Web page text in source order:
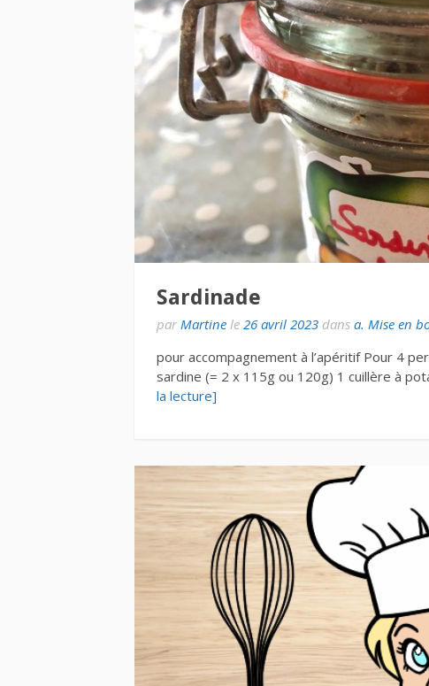
Sardinade
par Martine le 26 avril 2023 dans a. Mise en
pour accompagnement à l’apéritif Pour 4
sardine (= 2 x 115g ou 120g) 1 cuillère à
la lecture]